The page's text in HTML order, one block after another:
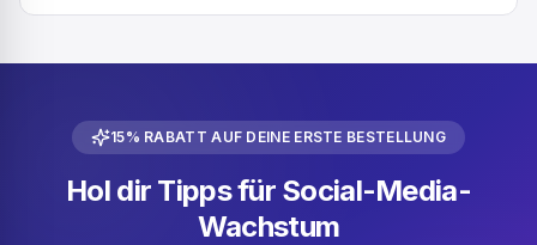
15% RABATT AUF DEINE ERSTE BESTELLUNG
Hol dir Tipps für Social-Media-
Wachstum